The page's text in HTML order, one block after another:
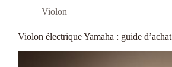
Violon
Violon électrique Yamaha : guide d’achat